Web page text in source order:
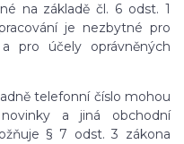
na základě čl. 6 odst. 1
je nezbytné pro
pro účely oprávněných
telefonní číslo mohou
a jiná obchodní
§ 7 odst. 3 zákona